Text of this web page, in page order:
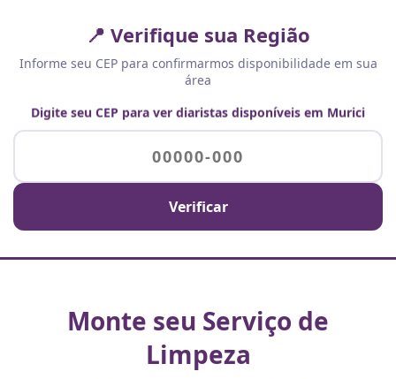
📍 Verifique sua Região
Informe seu CEP para confirmarmos disponibilidade em sua
área
Digite seu CEP para ver diaristas disponíveis em Murici
Verificar
Monte seu Serviço de
Limpeza